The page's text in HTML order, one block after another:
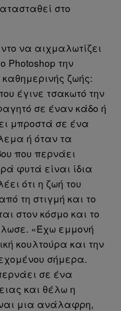
στο
να αιχμαλωτίζει
Photoshop την
ζωής:
έγινε τσακωτό την
σε έναν κάδο ή
μπροστά σε ένα
ή όταν τα
που περνάει
φυτά είναι ίδια
ότι η ζωή του
τη στιγμή και το
στον κόσμο και το
«Έχω εμμονή
κουλτούρα και την
σήμερα.
σε ένα
και θέλω η
μια ανάλαφρη,